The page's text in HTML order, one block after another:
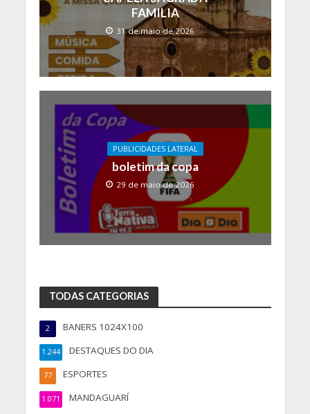
FAMILIA
31 de maio de 2026
PUBLICIDADES LATERAL
boletim da copa
29 de maio de 2026
TODAS CATEGORIAS
BANERS 1024X100
2
DESTAQUES DO DIA
1.244
ESPORTES
77
MANDAGUARÍ
1.071